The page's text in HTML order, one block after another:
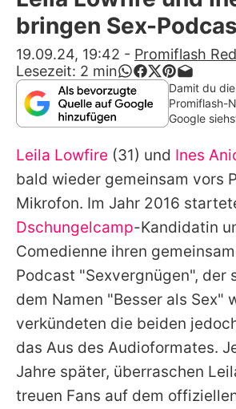
Alle Themen auf
App runterladen
Team
Redaktionelle
Impressum
Utiq verwalten
bringen Sex-
19.09.24, 19:42 - Promiflash
Lesezeit: 2 min
Damit du
Promiflash-
Google
Leila Lowfire (31) und Ines
bald wieder gemeinsam vors
Mikrofon. Im Jahr 2016
Dschungelcamp-Kandidatin
Comedienne ihren
Podcast "Sexvergnügen", der
dem Namen "Besser als Sex"
verkündeten die beiden
das Aus des Audioformates.
Jahre später, überraschen
treuen Fans auf dem